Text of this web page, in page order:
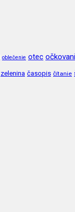
oblečenie otec
zelenina časopis čítanie